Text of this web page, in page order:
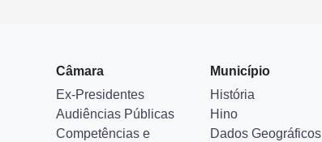
Câmara
Ex-Presidentes
Audiências Públicas
Competências e
Município
História
Hino
Dados Geográficos